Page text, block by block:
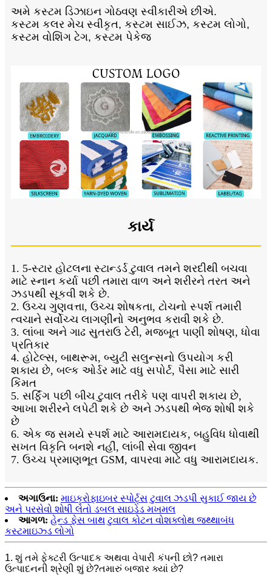
અમે કસ્ટમ ડિઝાઇન ગોઠવણ સ્વીકારીએ છીએ.
કસ્ટમ કલર મેચ સ્વીકૃત, કસ્ટમ સાઈઝ, કસ્ટમ લોગો,
કસ્ટમ વોશિંગ ટેગ, કસ્ટમ પેકેજ
કાર્ય
1. 5-સ્ટાર હોટલના સ્ટાન્ડર્ડ ટુવાલ તમને શરદીથી બચવા
માટે સ્નાન કર્યા પછી તમારા વાળ અને શરીરને તરત અને
ઝડપથી સૂકવી શકે છે.
2. ઉચ્ચ ગુણવત્તા, ઉચ્ચ શોષકતા, ટોચનો સ્પર્શ તમારી
ત્વચાને સર્વોચ્ચ લાગણીનો અનુભવ કરાવી શકે છે.
3. લાંબા અને ગાઢ સુતરાઉ ટેરી, મજબૂત પાણી શોષણ, ધોવા
પ્રતિકાર
4. હોટેલ્સ, બાથરૂમ, બ્યુટી સલુન્સનો ઉપયોગ કરી
શકાય છે, બલ્ક ઓર્ડર માટે વધુ સપોર્ટ, પૈસા માટે સારી
કિંમત
5. સર્ફિંગ પછી બીચ ટુવાલ તરીકે પણ વાપરી શકાય છે,
આખા શરીરને લપેટી શકે છે અને ઝડપથી ભેજ શોષી શકે
છે
6. એક જ સમયે સ્પર્શ માટે આરામદાયક, બહુવિધ ધોવાથી
સખત વિકૃતિ બનશે નહીં, લાંબી સેવા જીવન
7. ઉચ્ચ પ્રમાણભૂત GSM, વાપરવા માટે વધુ આરામદાયક.
અગાઉના: માઇક્રોફાઇબર સ્પોર્ટ્સ ટુવાલ ઝડપી સુકાઈ જાય છે
અને પરસેવો શોષી લેતો ડબલ સાઇડેડ મખમલ
આગળ: હેન્ડ ફેસ બાથ ટુવાલ કોટન વોશક્લોથ જથ્થાબંધ
કસ્ટમાઇઝ્ડ લોગો
1. શું તમે ફેક્ટરી ઉત્પાદક અથવા વેપારી કંપની છો? તમારા
ઉત્પાદનની શ્રેણી શું છે?તમારું બજાર ક્યાં છે?